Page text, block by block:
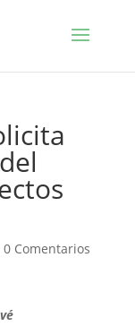
0 Comentarios